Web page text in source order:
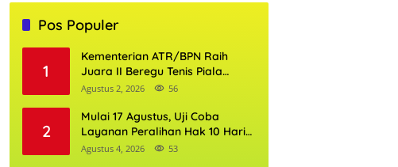
Pos Populer
1
Kementerian ATR/BPN Raih
Juara II Beregu Tenis Piala
Gubernur DKI Jakarta 2026
Agustus 2, 2026 56
2
Mulai 17 Agustus, Uji Coba
Layanan Peralihan Hak 10 Hari
di 15 Kantor Pertanahan
Agustus 4, 2026 53